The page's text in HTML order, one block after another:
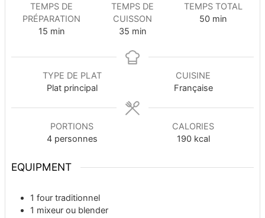
TEMPS DE
PRÉPARATION
15minutes
min
TEMPS DE
CUISSON
35minutes
min
TEMPS TOTAL
50minutes
min
TYPE DE PLAT
Plat principal
CUISINE
Française
PORTIONS
4 personnes
CALORIES
190 kcal
EQUIPMENT
1 four traditionnel
1 mixeur ou blender